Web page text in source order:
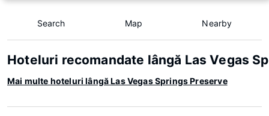
Search Map Nearby
Hoteluri recomandate lângă Las Vegas
Mai multe hoteluri lângă Las Vegas Springs Preserve